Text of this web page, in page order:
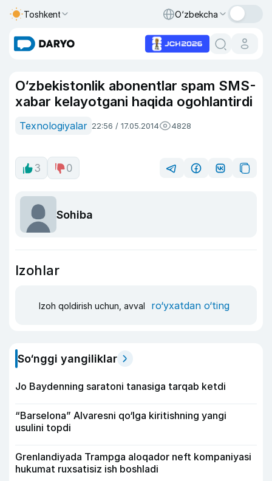
Toshkent O‘zbekcha
O‘zbekistonlik abonentlar spam SMS-
xabar kelayotgani haqida ogohlantirdi
Texnologiyalar 22:56 / 17.05.2014 4828
3 0
Sohiba
Izohlar
Izoh qoldirish uchun, avval ro‘yxatdan o‘ting
So‘nggi yangiliklar
Jo Baydenning saratoni tanasiga tarqab ketdi
“Barselona” Alvaresni qo‘lga kiritishning yangi
usulini topdi
Grenlandiyada Trampga aloqador neft kompaniyasi
hukumat ruxsatisiz ish boshladi